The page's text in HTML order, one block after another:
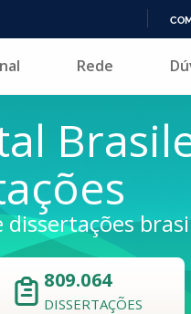
Rede
dissertações
809.064
DISSERTAÇÕES